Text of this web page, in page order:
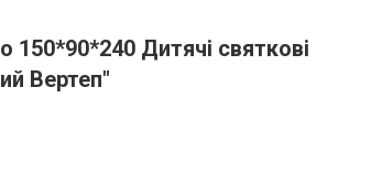
150*90*240 Дитячі святкові
Вертеп"